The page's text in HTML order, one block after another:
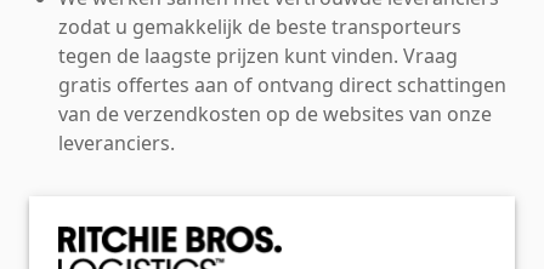
zodat u gemakkelijk de beste transporteurs
tegen de laagste prijzen kunt vinden. Vraag
gratis offertes aan of ontvang direct schattingen
van de verzendkosten op de websites van onze
leveranciers.